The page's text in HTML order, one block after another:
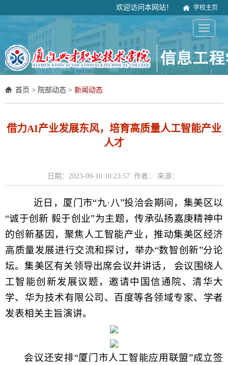
欢迎访问本网站！ 学校主页
首页 > 院部动态 > 新闻动态
借力AI产业发展东风，培育高质量人工智能产业
人才
日期：2023-09-10 10:23:57 作者： 来源：
近日，厦门市“九·八”投洽会期间，集美区以
“诚于创新 毅于创业”为主题，传承弘扬嘉庚精神中
的创新基因，聚焦人工智能产业，推动集美区经济
高质量发展进行交流和探讨，举办“数智创新”分论
坛。集美区有关领导出席会议并讲话， 会议围绕人
工智能创新发展议题，邀请中国信通院、清华大
学、华为技术有限公司、百度等各领域专家、学者
发表相关主旨演讲。
会议还安排“厦门市人工智能应用联盟”成立签